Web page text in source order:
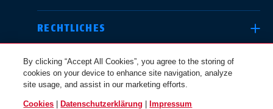
RECHTLICHES
Canada Österreich
By clicking “Accept All Cookies”, you agree to the storing of
cookies on your device to enhance site navigation, analyze
site usage, and assist in our marketing efforts.
Cookies Datenschutzerklärung Impressum